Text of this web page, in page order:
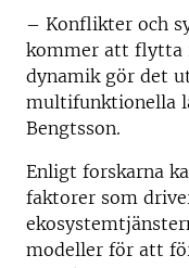
– Konflikter och
kommer att flytta
dynamik gör det
multifunktionella
Bengtsson.
Enligt forskarna
faktorer som
modeller för att